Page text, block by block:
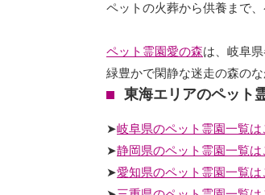
ペットの火葬から供養まで
ペット霊園愛の森は、岐阜
緑豊かで閑静な迷走の森の
東海エリアのペット
➤岐阜県のペット霊園一覧は
➤静岡県のペット霊園一覧は
➤愛知県のペット霊園一覧は